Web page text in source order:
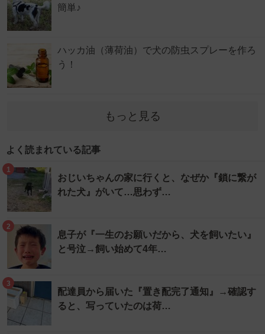
簡単♪
ハッカ油（薄荷油）で犬の防虫スプレーを作ろ
う！
もっと見る
よく読まれている記事
1
おじいちゃんの家に行くと、なぜか『鎖に繋が
れた犬』がいて…思わず…
2
息子が『一生のお願いだから、犬を飼いたい』
と号泣→飼い始めて4年…
3
配達員から届いた『置き配完了通知』→確認す
ると、写っていたのは荷…